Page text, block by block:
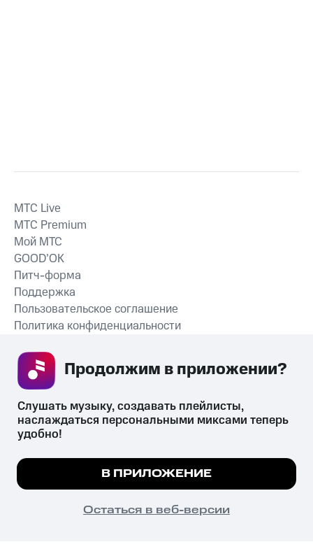
СКАЧАТЬ ПРИЛОЖЕНИЕ
MTС Live
MTС Premium
Мой МТС
GOOD’OK
Питч-форма
Поддержка
Пользовательское соглашение
Политика конфиденциальности
психотропных веществ, их аналогов причиняет вред здоровью,
их незаконный оборот запрещён и влечёт установленную
законодательством ответственность.
© 2026 ООО «КИОН».
Все права защищены
Мы используем куки, чтобы на сайте все
Подробнее
ПОНЯТНО
Слушать музыку, создавать плейлисты,
наслаждаться персональными миксами теперь
удобно!
В ПРИЛОЖЕНИЕ
Остаться в веб-версии